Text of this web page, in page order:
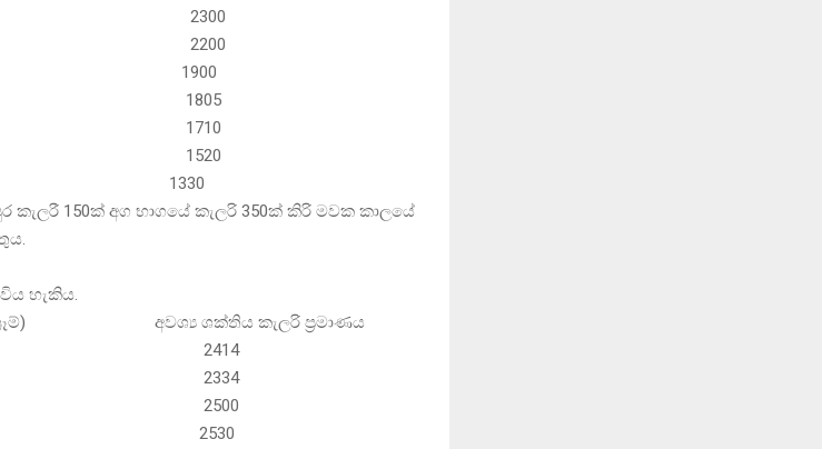
2300
2200
1900
1805
1710
1520
47.0 1330
කැලරී 150ක් අග භාගයේ කැලරි 350ක් කිරි මවක කාලයේ
හැකිය.
ශක්තිය කැලරි ප්‍රමාණය
2414
2334
2500
2530